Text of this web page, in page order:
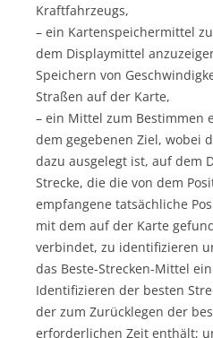
Kraftfahrzeugs,
– ein Kartenspeichermittel
dem Displaymittel
Speichern von
Straßen auf der Karte,
– ein Mittel zum Bestimmen
dem gegebenen Ziel, wobei
dazu ausgelegt ist, auf dem
Strecke, die die von dem
empfangene tatsächliche
mit dem auf der Karte
verbindet, zu identifizieren
das Beste-Strecken-Mittel
Identifizieren der besten
der zum Zurücklegen der
erforderlichen Zeit enthält;